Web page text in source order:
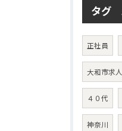
タグ
正社員
大和市求人
４０代
神奈川